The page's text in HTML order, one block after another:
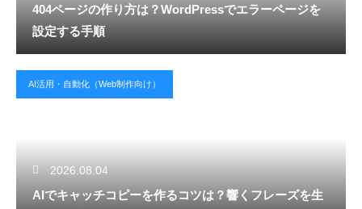
404ページの作り方は？WordPressでエラーページを
設定する手順
AI活用・自動化（Web制作向け）
2026.08.04
AIでキャッチコピーを作るコツは？響くフレーズを生